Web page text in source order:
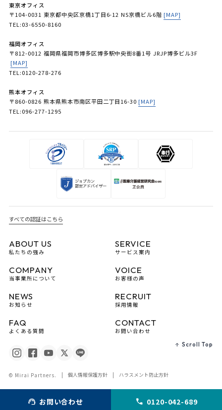
お問い合わせ 0120-042-689
Scroll Top
東京オフィス
〒104-0031 東京都中央区京橋1丁目6-12 NS京橋ビル6階 [MAP]
TEL:03-6550-8160
福岡オフィス
〒812-0012 福岡県福岡市博多区博多駅中央街8番1号 JRJP博多ビル3F
[MAP]
TEL:0120-278-276
熊本オフィス
〒860-0826 熊本県熊本市南区平田二丁目16-30 [MAP]
TEL:096-277-1295
すべての認証はこちら
ABOUT US
私たちの強み
SERVICE
サービス案内
COMPANY
当事業所について
VOICE
お客様の声
NEWS
お知らせ
RECRUIT
採用情報
FAQ
よくある質問
CONTACT
お問い合わせ
© Mirai Partners. 個人情報保護方針 ハラスメント防止方針